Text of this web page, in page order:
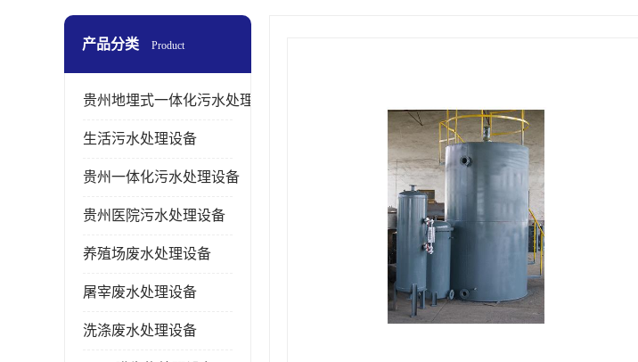
产品分类 Product
贵州地埋式一体化污水处理设备
生活污水处理设备
贵州一体化污水处理设备
贵州医院污水处理设备
养殖场废水处理设备
屠宰废水处理设备
洗涤废水处理设备